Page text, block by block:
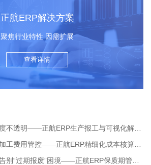
正航ERP解决方案
聚焦行业特性 因需扩展
查看详情